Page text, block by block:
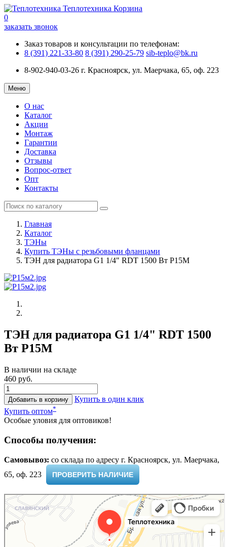
Теплотехника Корзина
0
заказать звонок
Заказ товаров и консультации по телефонам:
8 (391) 221-33-80 8 (391) 290-25-79 sib-teplo@bk.ru
8-902-940-03-26 г. Красноярск, ул. Маерчака, 65, оф. 223
Меню
О нас
Каталог
Акции
Монтаж
Гарантии
Доставка
Отзывы
Вопрос-ответ
Опт
Контакты
Главная
Каталог
ТЭНы
Купить ТЭНы с резьбовыми фланцами
ТЭН для радиатора G1 1/4" RDT 1500 Вт Р15М
ТЭН для радиатора G1 1/4" RDT 1500
Вт Р15М
В наличии на складе
460 руб.
Добавить в корзину
Купить в один клик
Купить оптом*
Особые уловия для оптовиков!
Способы получения:
Самовывоз: cо склада по адресу г. Красноярск, ул. Маерчака,
65, оф. 223 ​
ПРОВЕРИТЬ НАЛИЧИЕ